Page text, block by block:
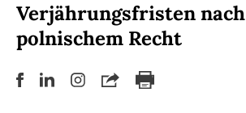
Verjährungsfristen nach
polnischem Recht